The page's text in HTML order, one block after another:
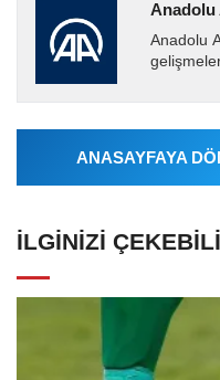
Anadolu
Anadolu
ANASAYFAYA
İLGINIZI